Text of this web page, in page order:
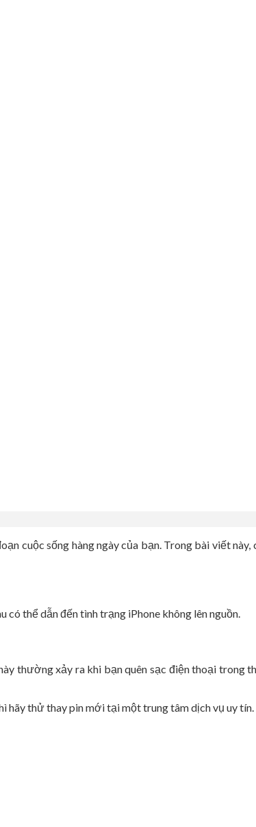
cuộc sống hàng ngày của bạn. Trong bài viết này,
có thể dẫn đến tình trạng iPhone không lên nguồn.
thường xảy ra khi bạn quên sạc điện thoại trong
thử thay pin mới tại một trung tâm dịch vụ uy tín.